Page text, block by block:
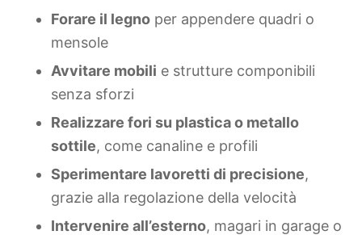
Forare il legno per appendere quadri o
mensole
Avvitare mobili e strutture componibili
senza sforzi
Realizzare fori su plastica o metallo
sottile, come canaline e profili
Sperimentare lavoretti di precisione,
grazie alla regolazione della velocità
Intervenire all’esterno, magari in garage o